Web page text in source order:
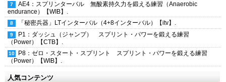
AE4：スプリンターバル 無酸素持久力を鍛える練習（Anaerobic
endurance）【WIB】.
「秘密兵器」LTインターバル（4+8インターバル）【itv】.
P1：ダッシュ（ジャンプ） スプリント・パワーを鍛える練習
（Power）【CTB】.
P8：ゼロ・スタート・スプリント スプリント・パワーを鍛える練習
（Power）【WIB】.
人気コンテンツ